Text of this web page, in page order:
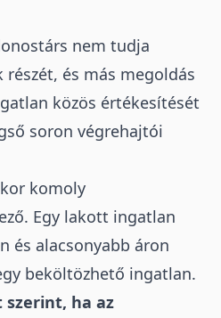
nem tudja
és más megoldás
közös értékesítését
soron végrehajtói
komoly
Egy lakott ingatlan
és alacsonyabb áron
beköltözhető ingatlan.
szerint, ha az